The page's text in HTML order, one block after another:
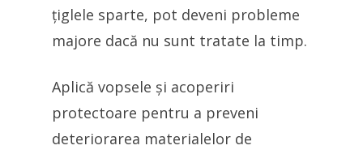
țiglele sparte, pot deveni probleme
majore dacă nu sunt tratate la timp.
Aplică vopsele și acoperiri
protectoare pentru a preveni
deteriorarea materialelor de